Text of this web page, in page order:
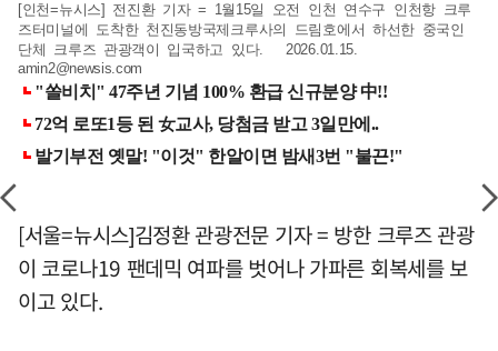
[인천=뉴시스] 전진환 기자 = 1월15일 오전 인천 연수구 인천항 크루
즈터미널에 도착한 천진동방국제크루사의 드림호에서 하선한 중국인
단체 크루즈 관광객이 입국하고 있다. 2026.01.15.
amin2@newsis.com
[서울=뉴시스]김정환 관광전문 기자 = 방한 크루즈 관광
이 코로나19 팬데믹 여파를 벗어나 가파른 회복세를 보
이고 있다.